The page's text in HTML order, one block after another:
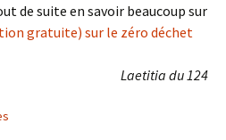
de suite en savoir beaucoup sur
gratuite) sur le zéro déchet
Laetitia du 124